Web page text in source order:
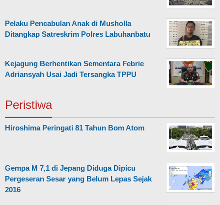
Pelaku Pencabulan Anak di Musholla
Ditangkap Satreskrim Polres Labuhanbatu
Kejagung Berhentikan Sementara Febrie
Adriansyah Usai Jadi Tersangka TPPU
Peristiwa
Hiroshima Peringati 81 Tahun Bom Atom
Gempa M 7,1 di Jepang Diduga Dipicu
Pergeseran Sesar yang Belum Lepas Sejak
2016